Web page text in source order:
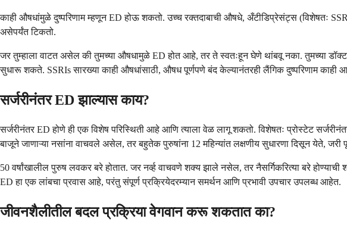
काही औषधांमुळे दुष्परिणाम म्हणून ED होऊ शकतो. उच्च रक्तदाबाची औषधे, अँटीडिप्रेसंट्स (विशेषतः
असेपर्यंत टिकतो.
जर तुम्हाला वाटत असेल की तुमच्या औषधामुळे ED होत आहे, तर ते स्वतःहून घेणे थांबवू नका. तुमच्या
सुधारू शकते. SSRIs सारख्या काही औषधांसाठी, औषध पूर्णपणे बंद केल्यानंतरही लैंगिक दुष्परिणाम
सर्जरीनंतर ED झाल्यास काय?
सर्जरीनंतर ED होणे ही एक विशेष परिस्थिती आहे आणि त्याला वेळ लागू शकतो. विशेषतः प्रोस्टेट
बाजूने जाणाऱ्या नसांना वाचवले असेल, तर बहुतेक पुरुषांना 12 महिन्यांत लक्षणीय सुधारणा दिसून येते, जरी
50 वर्षांखालील पुरुष लवकर बरे होतात. जर नर्व्ह वाचवणे शक्य झाले नसेल, तर नैसर्गिकरित्या बरे
ED हा एक लांबचा प्रवास आहे, परंतु संपूर्ण प्रक्रियेदरम्यान समर्थन आणि प्रभावी उपचार उपलब्ध आहेत.
जीवनशैलीतील बदल प्रक्रिया वेगवान करू शकतात का?